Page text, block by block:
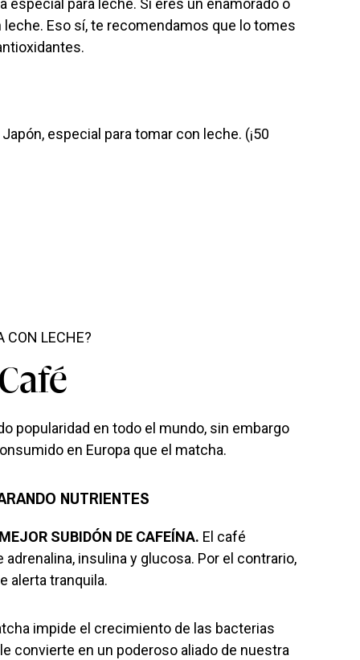
especial para leche. Si eres un enamorado o
Eso sí, te recomendamos que lo tomes
especial para tomar con leche. (¡50
CON LECHE?
popularidad en todo el mundo, sin embargo
en Europa que el matcha.
NUTRIENTES
SUBIDÓN DE CAFEÍNA. El café
insulina y glucosa. Por el contrario,
alerta tranquila.
impide el crecimiento de las bacterias
convierte en un poderoso aliado de nuestra